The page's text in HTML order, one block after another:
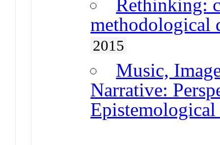
Rethinking:
methodological
2015
Music,
Narrative:
Epistemological